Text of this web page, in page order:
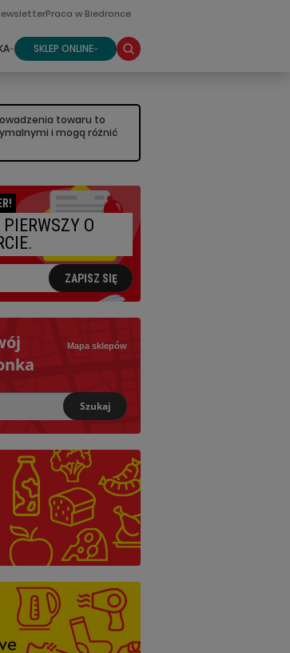
Praca w Biedronce
SKLEP ONLINE
towaru to
i mogą różnić
O
ZAPISZ SIĘ
Mapa sklepów
Szukaj